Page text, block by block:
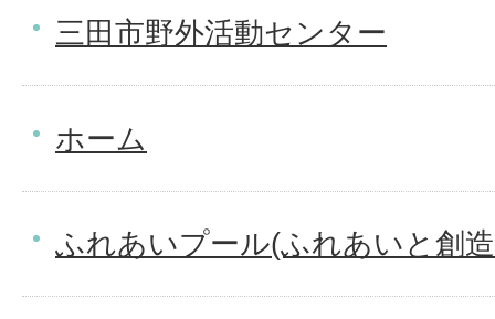
三田市野外活動センター
ホーム
ふれあいプール(ふれあいと創